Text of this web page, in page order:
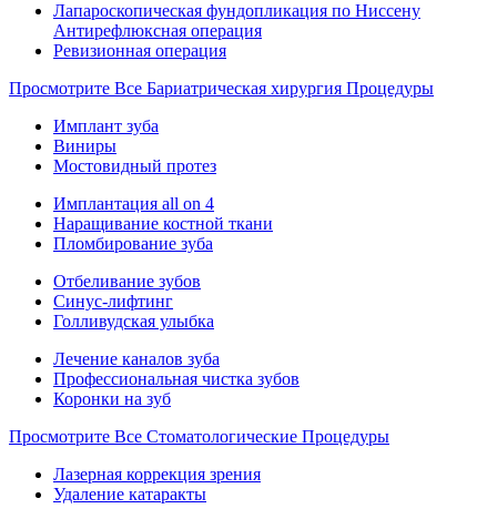
Лапароскопическая фундопликация по Ниссену
Антирефлюксная операция
Ревизионная операция
Просмотрите Все Бариатрическая хирургия Процедуры
Имплант зуба
Виниры
Мостовидный протез
Имплантация all on 4
Наращивание костной ткани
Пломбирование зуба
Отбеливание зубов
Синус-лифтинг
Голливудская улыбка
Лечение каналов зуба
Профессиональная чистка зубов
Коронки на зуб
Просмотрите Все Стоматологические Процедуры
Лазерная коррекция зрения
Удаление катаракты